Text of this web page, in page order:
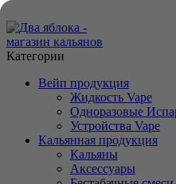
Категории
Вейп продукция
Жидкость Vape
Одноразовые
Устройства Vape
Кальянная продукция
Кальяны
Аксессуары